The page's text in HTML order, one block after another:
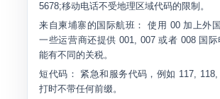
5678;移动电话不受地理区域代码的限制。
来自柬埔寨的国际航班：
使用 00加上外国
一些运营商还提供001, 007或者 008国际
能有不同的关税。
短代码：
紧急和服务代码，例如 117, 118,
打时不带任何前缀。